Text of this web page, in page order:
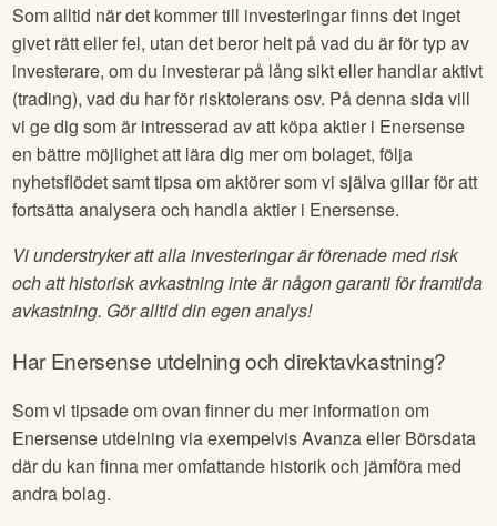
Som alltid när det kommer till investeringar finns det inget
givet rätt eller fel, utan det beror helt på vad du är för typ av
investerare, om du investerar på lång sikt eller handlar aktivt
(trading), vad du har för risktolerans osv. På denna sida vill
vi ge dig som är intresserad av att köpa aktier i Enersense
en bättre möjlighet att lära dig mer om bolaget, följa
nyhetsflödet samt tipsa om aktörer som vi själva gillar för att
fortsätta analysera och handla aktier i Enersense.
Vi understryker att alla investeringar är förenade med risk
och att historisk avkastning inte är någon garanti för framtida
avkastning. Gör alltid din egen analys!
HarEnersense utdelning och direktavkastning?
Som vi tipsade om ovan finner du mer information om
Enersense utdelning via exempelvis Avanza eller Börsdata
där du kan finna mer omfattande historik och jämföra med
andra bolag.